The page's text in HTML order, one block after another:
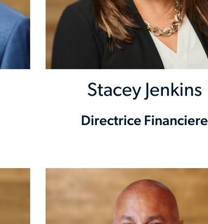
Stacey Jenkins
Directrice Financiere